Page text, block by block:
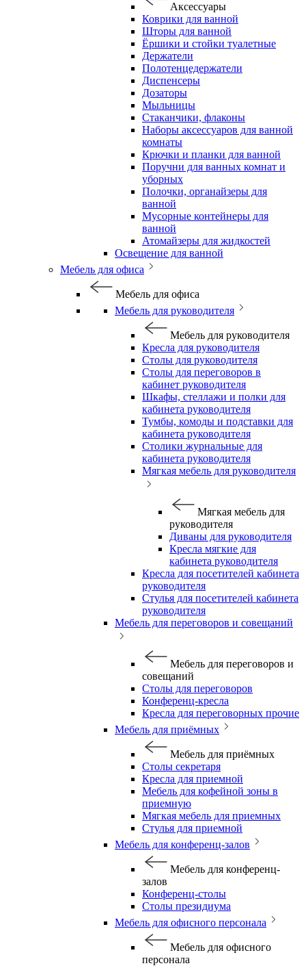
Аксессуары
Коврики для ванной
Шторы для ванной
Ёршики и стойки туалетные
Держатели
Полотенцедержатели
Диспенсеры
Дозаторы
Мыльницы
Стаканчики, флаконы
Наборы аксессуаров для ванной
комнаты
Крючки и планки для ванной
Поручни для ванных комнат и
уборных
Полочки, органайзеры для
ванной
Мусорные контейнеры для
ванной
Атомайзеры для жидкостей
Освещение для ванной
Мебель для офиса
Мебель для офиса
Мебель для руководителя
Мебель для руководителя
Кресла для руководителя
Столы для руководителя
Столы для переговоров в
кабинет руководителя
Шкафы, стеллажи и полки для
кабинета руководителя
Тумбы, комоды и подставки для
кабинета руководителя
Столики журнальные для
кабинета руководителя
Мягкая мебель для руководителя
Мягкая мебель для
руководителя
Диваны для руководителя
Кресла мягкие для
кабинета руководителя
Кресла для посетителей кабинета
руководителя
Стулья для посетителей кабинета
руководителя
Мебель для переговоров и совещаний
Мебель для переговоров и
совещаний
Столы для переговоров
Конференц-кресла
Кресла для переговорных прочие
Мебель для приёмных
Мебель для приёмных
Столы секретаря
Кресла для приемной
Мебель для кофейной зоны в
приемную
Мягкая мебель для приемных
Стулья для приемной
Мебель для конференц-залов
Мебель для конференц-
залов
Конференц-столы
Столы президиума
Мебель для офисного персонала
Мебель для офисного
персонала